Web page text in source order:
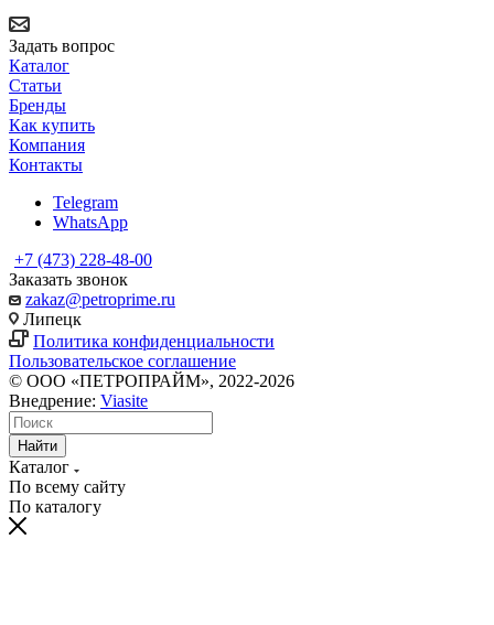
Задать вопрос
Каталог
Статьи
Бренды
Как купить
Компания
Контакты
Telegram
WhatsApp
+7 (473) 228-48-00
Заказать звонок
zakaz@petroprime.ru
Липецк
Политика конфиденциальности
Пользовательское соглашение
© ООО «ПЕТРОПРАЙМ», 2022-2026
Внедрение: Viasite
Найти
Каталог
По всему сайту
По каталогу